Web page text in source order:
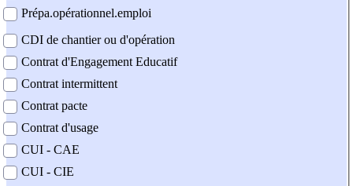
Prépa.opérationnel.emploi
CDI de chantier ou d'opération
Contrat d'Engagement Educatif
Contrat intermittent
Contrat pacte
Contrat d'usage
CUI - CAE
CUI - CIE